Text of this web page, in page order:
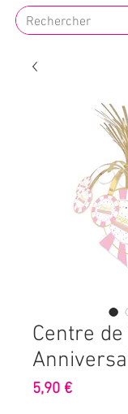
Centre de
5,90 €Prix